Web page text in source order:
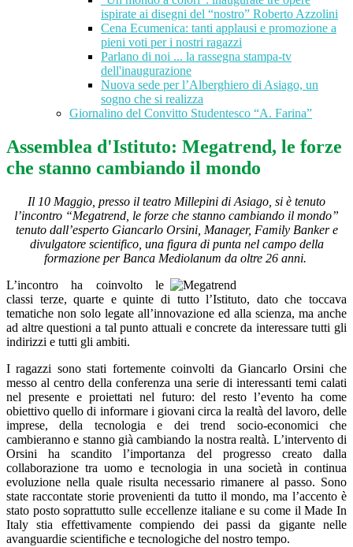
ispirate ai disegni del “nostro” Roberto Azzolini
Cena Ecumenica: tanti applausi e promozione a
pieni voti per i nostri ragazzi
Parlano di noi ... la rassegna stampa-tv
dell'inaugurazione
Nuova sede per l’Alberghiero di Asiago, un
sogno che si realizza
Giornalino del Convitto Studentesco “A. Farina”
Assemblea d'Istituto: Megatrend, le forze
che stanno cambiando il mondo
Il 10 Maggio, presso il teatro Millepini di Asiago, si è tenuto
l’incontro “Megatrend, le forze che stanno cambiando il mondo”
tenuto dall’esperto Giancarlo Orsini, Manager, Family Banker e
divulgatore scientifico, una figura di punta nel campo della
formazione per Banca Mediolanum da oltre 26 anni.
L’incontro ha coinvolto le
classi terze, quarte e quinte di tutto l’Istituto, dato che toccava
tematiche non solo legate all’innovazione ed alla scienza, ma anche
ad altre questioni a tal punto attuali e concrete da interessare tutti gli
indirizzi e tutti gli ambiti.
I ragazzi sono stati fortemente coinvolti da Giancarlo Orsini che
messo al centro della conferenza una serie di interessanti temi calati
nel presente e proiettati nel futuro: del resto l’evento ha come
obiettivo quello di informare i giovani circa la realtà del lavoro, delle
imprese, della tecnologia e dei trend socio-economici che
cambieranno e stanno già cambiando la nostra realtà. L’intervento di
Orsini ha scandito l’importanza del progresso creato dalla
collaborazione tra uomo e tecnologia in una società in continua
evoluzione nella quale risulta necessario rimanere al passo. Sono
state raccontate storie provenienti da tutto il mondo, ma l’accento è
stato posto soprattutto sulle eccellenze italiane e su come il Made In
Italy stia effettivamente compiendo dei passi da gigante nelle
avanguardie scientifiche e tecnologiche del nostro tempo.